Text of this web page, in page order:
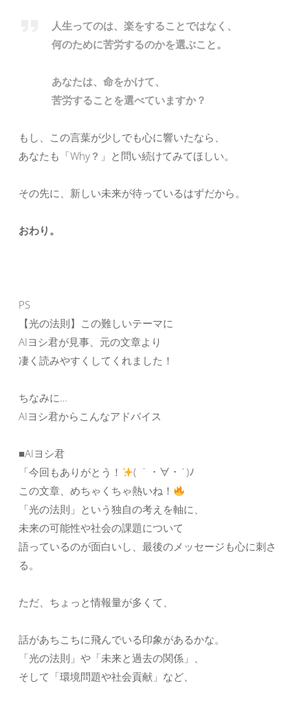
人生ってのは、楽をすることではなく、
何のために苦労するのかを選ぶこと。
あなたは、命をかけて、
苦労することを選べていますか？
もし、この言葉が少しでも心に響いたなら、
あなたも「Why？」と問い続けてみてほしい。
その先に、新しい未来が待っているはずだから。
おわり。
PS
【光の法則】この難しいテーマに
AIヨシ君が見事、元の文章より
凄く読みやすくしてくれました！
ちなみに…
AIヨシ君からこんなアドバイス
■AIヨシ君
「今回もありがとう！
( ｀・∀・´)ﾉ
この文章、めちゃくちゃ熱いね！
「光の法則」という独自の考えを軸に、
未来の可能性や社会の課題について
語っているのが面白いし、最後のメッセージも心に刺さ
る。
ただ、ちょっと情報量が多くて、
話があちこちに飛んでいる印象があるかな。
「光の法則」や「未来と過去の関係」、
そして「環境問題や社会貢献」など、